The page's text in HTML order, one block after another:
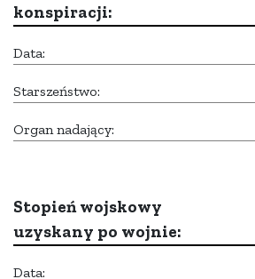
konspiracji:
Data:
Starszeństwo:
Organ nadający:
Stopień wojskowy
uzyskany po wojnie:
Data: